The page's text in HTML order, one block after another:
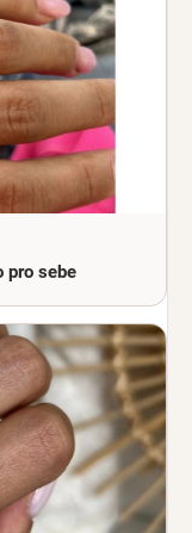
pro sebe